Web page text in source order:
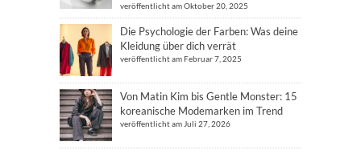
veröffentlicht am Oktober 20, 2025
Die Psychologie der Farben: Was deine
Kleidung über dich verrät
veröffentlicht am Februar 7, 2025
Von Matin Kim bis Gentle Monster: 15
koreanische Modemarken im Trend
veröffentlicht am Juli 27, 2026